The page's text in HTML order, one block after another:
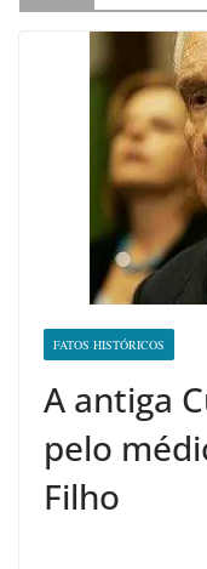
FATOS HISTÓRICOS
A antiga
pelo
Filho